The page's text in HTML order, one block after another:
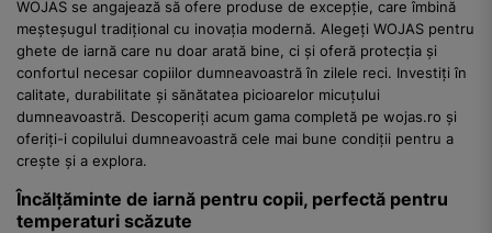
WOJAS se angajează să ofere produse de excepție, care îmbină
meșteșugul tradițional cu inovația modernă. Alegeți WOJAS pentru
ghete de iarnă care nu doar arată bine, ci și oferă protecția și
confortul necesar copiilor dumneavoastră în zilele reci. Investiți în
calitate, durabilitate și sănătatea picioarelor micuțului
dumneavoastră. Descoperiți acum gama completă pe wojas.ro și
oferiți-i copilului dumneavoastră cele mai bune condiții pentru a
crește și a explora.
Încălțăminte de iarnă pentru copii, perfectă pentru
temperaturi scăzute